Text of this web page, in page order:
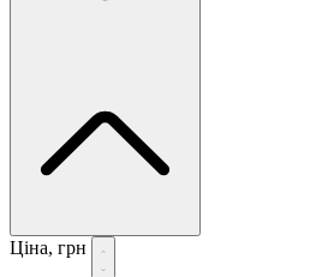
Ціна, грн